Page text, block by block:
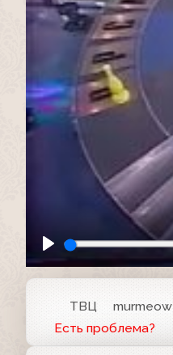
ТВЦ murmeow
Есть проблема?